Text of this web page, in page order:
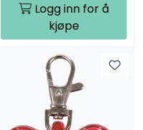
Logg inn for å
kjøpe